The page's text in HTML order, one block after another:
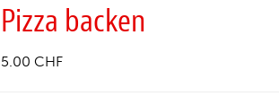
Pizza backen
5.00 CHF